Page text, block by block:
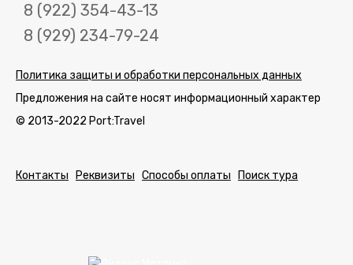
8 (922) 354-43-13
8 (929) 234-79-24
Политика защиты и обработки персональных данных
Предложения на сайте носят информационный характер
© 2013-2022 Port:Travel
Контакты Реквизиты Способы оплаты Поиск тура